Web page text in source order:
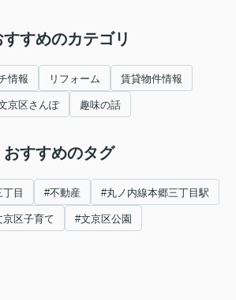
すすめのカテゴリ
情報 リフォーム 賃貸物件情報
京区さんぽ 趣味の話
おすすめのタグ
丁目 #不動産 #丸ノ内線本郷三丁目駅
京区子育て #文京区公園